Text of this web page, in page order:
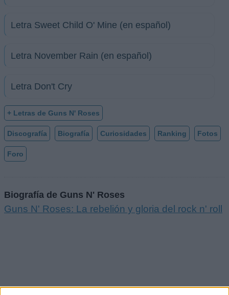
Letra Sweet Child O' Mine (en español)
Letra November Rain (en español)
Letra Don't Cry
+ Letras de Guns N' Roses
Discografía Biografía Curiosidades Ranking Fotos
Foro
Biografía de Guns N' Roses
Guns N' Roses: La rebelión y gloria del rock n' roll